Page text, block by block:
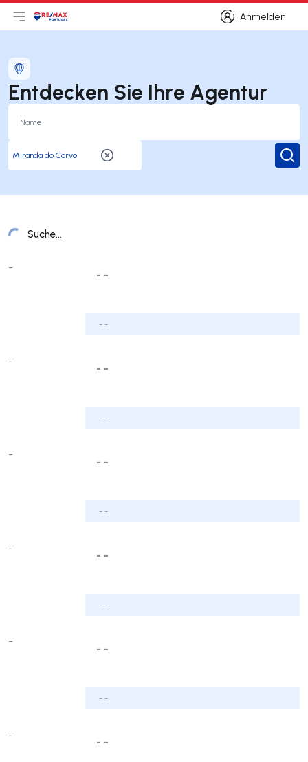
Anmelden
Anmelden
Hauptmenü öffnen
LogoZur Startseite
Entdecken Sie Ihre Agentur
Suche...
Liste der Ämter
-
- -
- -
-
- -
- -
-
- -
- -
-
- -
- -
-
- -
- -
-
- -